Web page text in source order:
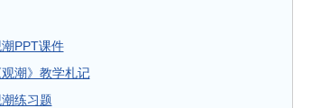
PPT课件
观潮》教学札记
练习题